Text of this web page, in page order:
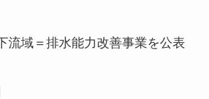
流域＝排水能力改善事業を公表